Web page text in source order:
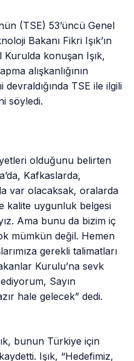
(TSE) 53’üncü Genel
Bakanı Fikri Işık’ın
Kurulda konuşan Işık,
alışkanlığının
devraldığında TSE ile ilgili
söyledi.
olduğunu belirten
Kafkaslarda,
var olacaksak, oralarda
kalite uygunluk belgesi
Ama bunu da bizim iç
mümkün değil. Hemen
gerekli talimatları
Kurulu’na sevk
Sayın
hale gelecek” dedi.
bunun Türkiye için
Işık, “Hedefimiz,